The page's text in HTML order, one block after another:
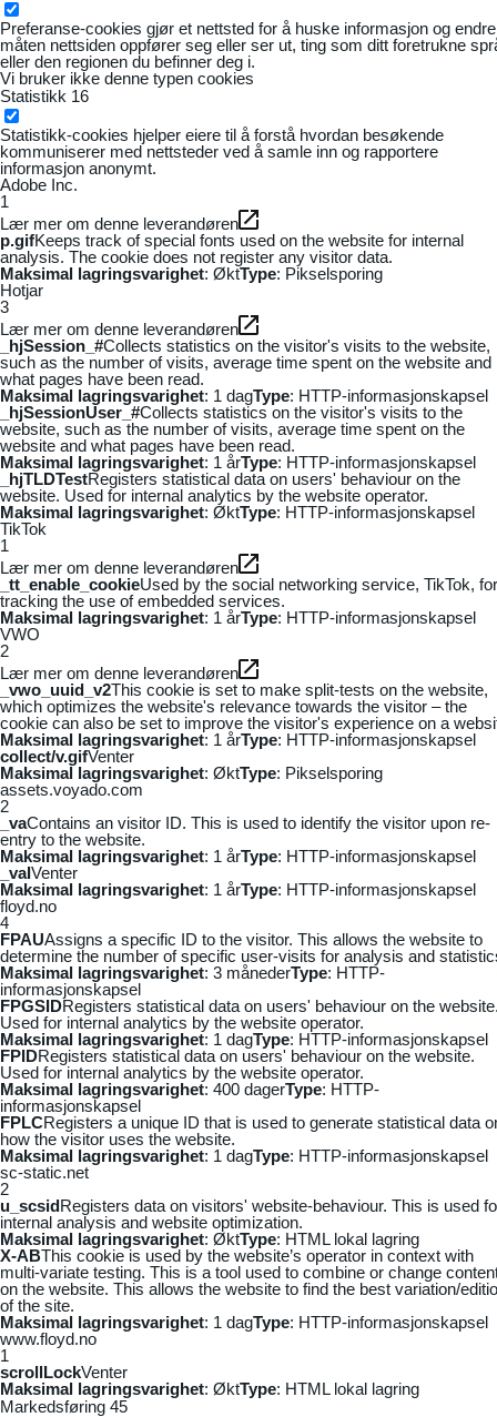
Preferanse-cookies gjør et nettsted for å huske informasjon og
måten nettsiden oppfører seg eller ser ut, ting som ditt foretrukne
eller den regionen du befinner deg i.
Vi bruker ikke denne typen cookies
Statistikk 16
Statistikk-cookies hjelper eiere til å forstå hvordan besøkende
kommuniserer med nettsteder ved å samle inn og rapportere
informasjon anonymt.
Adobe Inc.
1
Lær mer om denne leverandøren
p.gifKeeps track of special fonts used on the website for internal
analysis. The cookie does not register any visitor data.
Maksimal lagringsvarighet: ØktType: Pikselsporing
Hotjar
3
Lær mer om denne leverandøren
_hjSession_#Collects statistics on the visitor's visits to the website,
such as the number of visits, average time spent on the website and
what pages have been read.
Maksimal lagringsvarighet: 1 dagType: HTTP-informasjonskapsel
_hjSessionUser_#Collects statistics on the visitor's visits to the
website, such as the number of visits, average time spent on the
website and what pages have been read.
Maksimal lagringsvarighet: 1 årType: HTTP-informasjonskapsel
_hjTLDTestRegisters statistical data on users' behaviour on the
website. Used for internal analytics by the website operator.
Maksimal lagringsvarighet: ØktType: HTTP-informasjonskapsel
TikTok
1
Lær mer om denne leverandøren
_tt_enable_cookieUsed by the social networking service, TikTok, for
tracking the use of embedded services.
Maksimal lagringsvarighet: 1 årType: HTTP-informasjonskapsel
VWO
2
Lær mer om denne leverandøren
_vwo_uuid_v2This cookie is set to make split-tests on the website,
which optimizes the website's relevance towards the visitor – the
cookie can also be set to improve the visitor's experience on a
Maksimal lagringsvarighet: 1 årType: HTTP-informasjonskapsel
collect/v.gifVenter
Maksimal lagringsvarighet: ØktType: Pikselsporing
assets.voyado.com
2
_vaContains an visitor ID. This is used to identify the visitor upon re-
entry to the website.
Maksimal lagringsvarighet: 1 årType: HTTP-informasjonskapsel
_vaIVenter
Maksimal lagringsvarighet: 1 årType: HTTP-informasjonskapsel
floyd.no
4
FPAUAssigns a specific ID to the visitor. This allows the website to
determine the number of specific user-visits for analysis and
Maksimal lagringsvarighet: 3 månederType: HTTP-
informasjonskapsel
FPGSIDRegisters statistical data on users' behaviour on the
Used for internal analytics by the website operator.
Maksimal lagringsvarighet: 1 dagType: HTTP-informasjonskapsel
FPIDRegisters statistical data on users' behaviour on the website.
Used for internal analytics by the website operator.
Maksimal lagringsvarighet: 400 dagerType: HTTP-
informasjonskapsel
FPLCRegisters a unique ID that is used to generate statistical data
how the visitor uses the website.
Maksimal lagringsvarighet: 1 dagType: HTTP-informasjonskapsel
sc-static.net
2
u_scsidRegisters data on visitors' website-behaviour. This is used
internal analysis and website optimization.
Maksimal lagringsvarighet: ØktType: HTML lokal lagring
X-ABThis cookie is used by the website’s operator in context with
multi-variate testing. This is a tool used to combine or change
on the website. This allows the website to find the best variation/
of the site.
Maksimal lagringsvarighet: 1 dagType: HTTP-informasjonskapsel
www.floyd.no
1
scrollLockVenter
Maksimal lagringsvarighet: ØktType: HTML lokal lagring
Markedsføring 45